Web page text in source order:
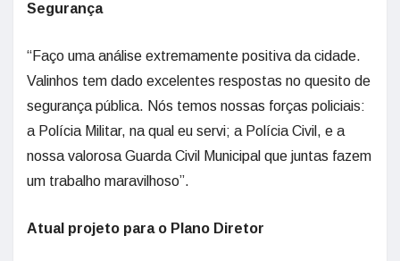
Segurança
“Faço uma análise extremamente positiva da cidade.
Valinhos tem dado excelentes respostas no quesito de
segurança pública. Nós temos nossas forças policiais:
a Polícia Militar, na qual eu servi; a Polícia Civil, e a
nossa valorosa Guarda Civil Municipal que juntas fazem
um trabalho maravilhoso”.
Atual projeto para o Plano Diretor